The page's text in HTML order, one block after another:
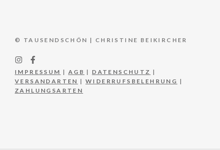
© TAUSENDSCHÖN | CHRISTINE BEIKIRCHER
IMPRESSUM | AGB | DATENSCHUTZ |
VERSANDARTEN |WIDERRUFSBELEHRUNG |
ZAHLUNGSARTEN